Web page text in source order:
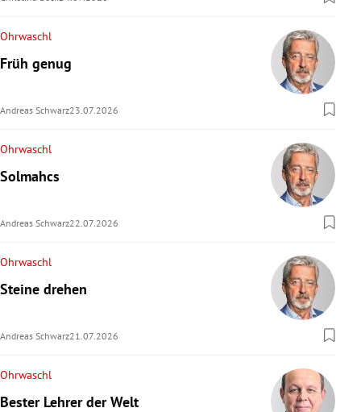
Ohrwaschl
Früh genug
Andreas Schwarz23.07.2026
Ohrwaschl
Solmahcs
Andreas Schwarz22.07.2026
Ohrwaschl
Steine drehen
Andreas Schwarz21.07.2026
Ohrwaschl
Bester Lehrer der Welt